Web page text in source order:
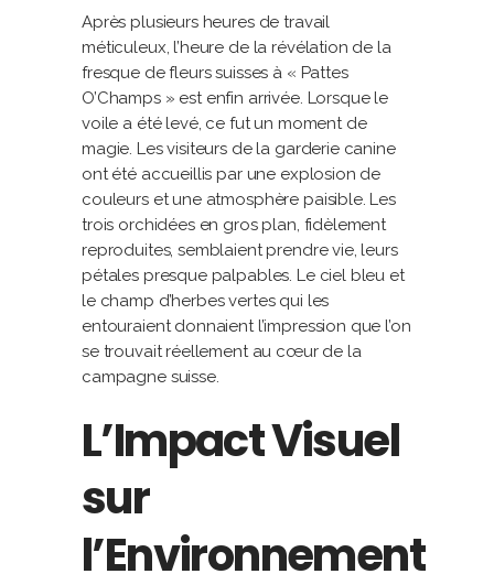
Après plusieurs heures de travail
méticuleux, l’heure de la révélation de la
fresque de fleurs suisses à « Pattes
O’Champs » est enfin arrivée. Lorsque le
voile a été levé, ce fut un moment de
magie. Les visiteurs de la garderie canine
ont été accueillis par une explosion de
couleurs et une atmosphère paisible. Les
trois orchidées en gros plan, fidèlement
reproduites, semblaient prendre vie, leurs
pétales presque palpables. Le ciel bleu et
le champ d’herbes vertes qui les
entouraient donnaient l’impression que l’on
se trouvait réellement au cœur de la
campagne suisse.
L’Impact Visuel
sur
l’Environnement